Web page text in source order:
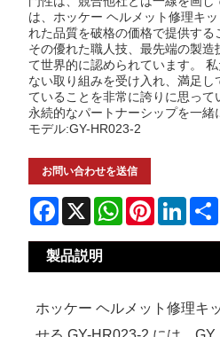
は、ホッケー ヘルメット修理キ
れた品質を破格の価格で提供する
その優れた職人技、最先端の製造
て世界的に認められています。
ない取り組みを受け入れ、満足し
ていることを非常に誇りに思って
永続的なパートナーシップを一緒
モデル:GY-HR023-2
お問い合わせを送信
Facebook
X WhatsAppPinterest
製品説明
ホッケー ヘルメット修理キ